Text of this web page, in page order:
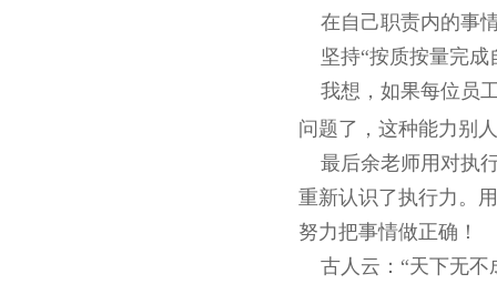
在自己职责内的事
坚持“按质按量完成
我想，如果每位员
问题了，这种能力别
最后余老师用对执
重新认识了执行力。
努力把事情做正确
古人云：“天下无不